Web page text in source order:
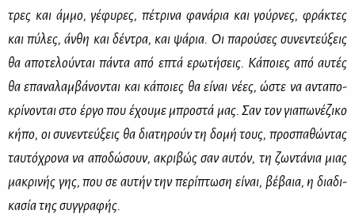
τρες και άμ­μο, γέ­φυ­ρες, πέ­τρι­να φα­νά­ρια και γούρ­νες, φρά­κτες
και πύ­λες, άν­θη και δέ­ντρα, και ψά­ρια. Οι πα­ρού­σες συ­νε­ντεύ­ξεις
θα απο­τε­λού­νται πά­ντα από επτά ερω­τή­σεις. Κά­ποιες από αυ­τές
θα επα­να­λαμ­βά­νο­νται και κά­ποιες θα εί­ναι νέ­ες, ώστε να αντα­πο­
κρί­νο­νται στο έρ­γο που έχου­με μπρο­στά μας. Σαν τον για­πω­νέ­ζι­κο
κή­πο, οι συ­νε­ντεύ­ξεις θα δια­τη­ρούν τη δο­μή τους, προ­σπα­θώ­ντας
ταυ­τό­χρο­να να απο­δώ­σουν, ακρι­βώς σαν αυ­τόν, τη ζω­ντά­νια μιας
μα­κρι­νής γης, που σε αυ­τήν την πε­ρί­πτω­ση εί­ναι, βέ­βαια, η δια­δι­
κα­σία της συγ­γρα­φής.